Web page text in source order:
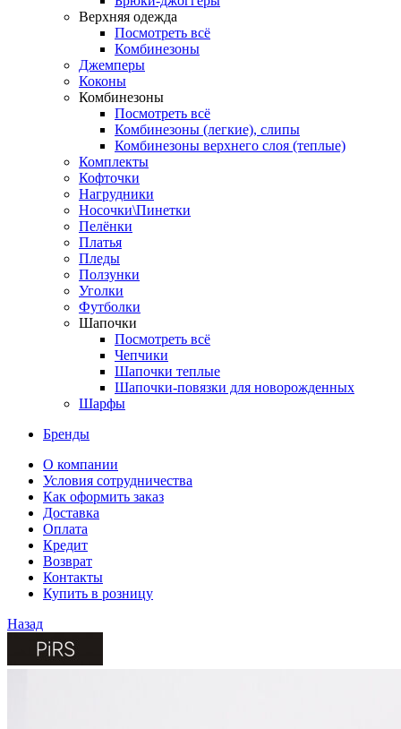
Верхняя одежда
Посмотреть всё
Комбинезоны
Джемперы
Коконы
Комбинезоны
Посмотреть всё
Комбинезоны (легкие), слипы
Комбинезоны верхнего слоя (теплые)
Комплекты
Кофточки
Нагрудники
Носочки\Пинетки
Пелёнки
Платья
Пледы
Ползунки
Уголки
Футболки
Шапочки
Посмотреть всё
Чепчики
Шапочки теплые
Шапочки-повязки для новорожденных
Шарфы
Бренды
О компании
Условия сотрудничества
Как оформить заказ
Доставка
Оплата
Кредит
Возврат
Контакты
Купить в розницу
Назад